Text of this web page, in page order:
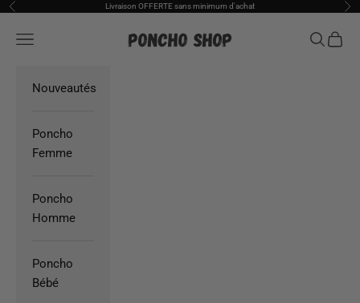
Passer au contenu
Précédent Livraison OFFERTE sans minimum d'achat
Poncho Shop
Ouvrir la navigation Ouvrir la
Voir
Nouveautés
Poncho
Femme
Poncho
Homme
Poncho
Bébé